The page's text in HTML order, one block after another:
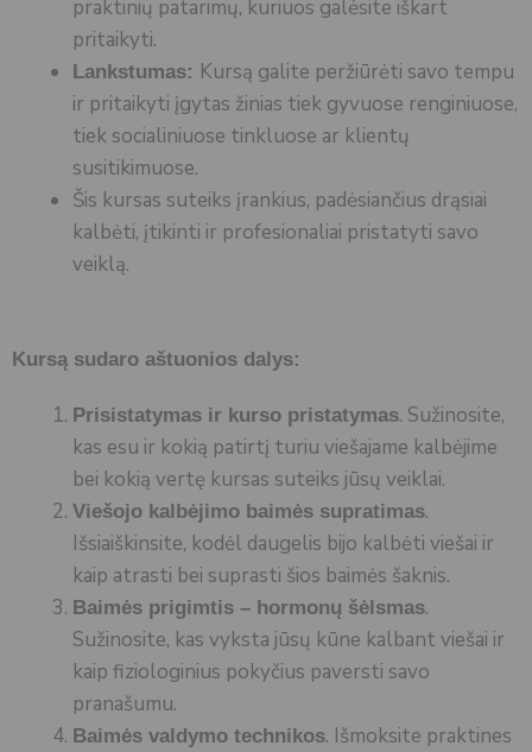
praktinių patarimų, kuriuos galėsite iškart
pritaikyti.
Lankstumas: Kursą galite peržiūrėti savo tempu
ir pritaikyti įgytas žinias tiek gyvuose renginiuose,
tiek socialiniuose tinkluose ar klientų
susitikimuose.
Šis kursas suteiks įrankius, padėsiančius drąsiai
kalbėti, įtikinti ir profesionaliai pristatyti savo
veiklą.
Kursą sudaro aštuonios dalys:
Prisistatymas ir kurso pristatymas. Sužinosite,
kas esu ir kokią patirtį turiu viešajame kalbėjime
bei kokią vertę kursas suteiks jūsų veiklai.
Viešojo kalbėjimo baimės supratimas.
Išsiaiškinsite, kodėl daugelis bijo kalbėti viešai ir
kaip atrasti bei suprasti šios baimės šaknis.
Baimės prigimtis – hormonų šėlsmas.
Sužinosite, kas vyksta jūsų kūne kalbant viešai ir
kaip fiziologinius pokyčius paversti savo
pranašumu.
Baimės valdymo technikos. Išmoksite praktines